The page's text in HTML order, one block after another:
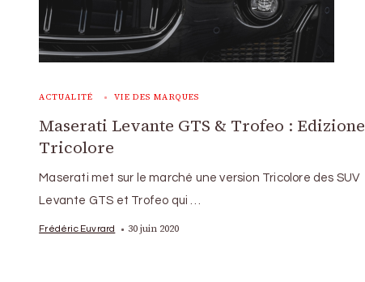
ACTUALITÉ VIE DES MARQUES
Maserati Levante GTS & Trofeo : Edizione
Tricolore
Maserati met sur le marché une version Tricolore des SUV
Levante GTS et Trofeo qui …
Frédéric Euvrard 30 juin 2020